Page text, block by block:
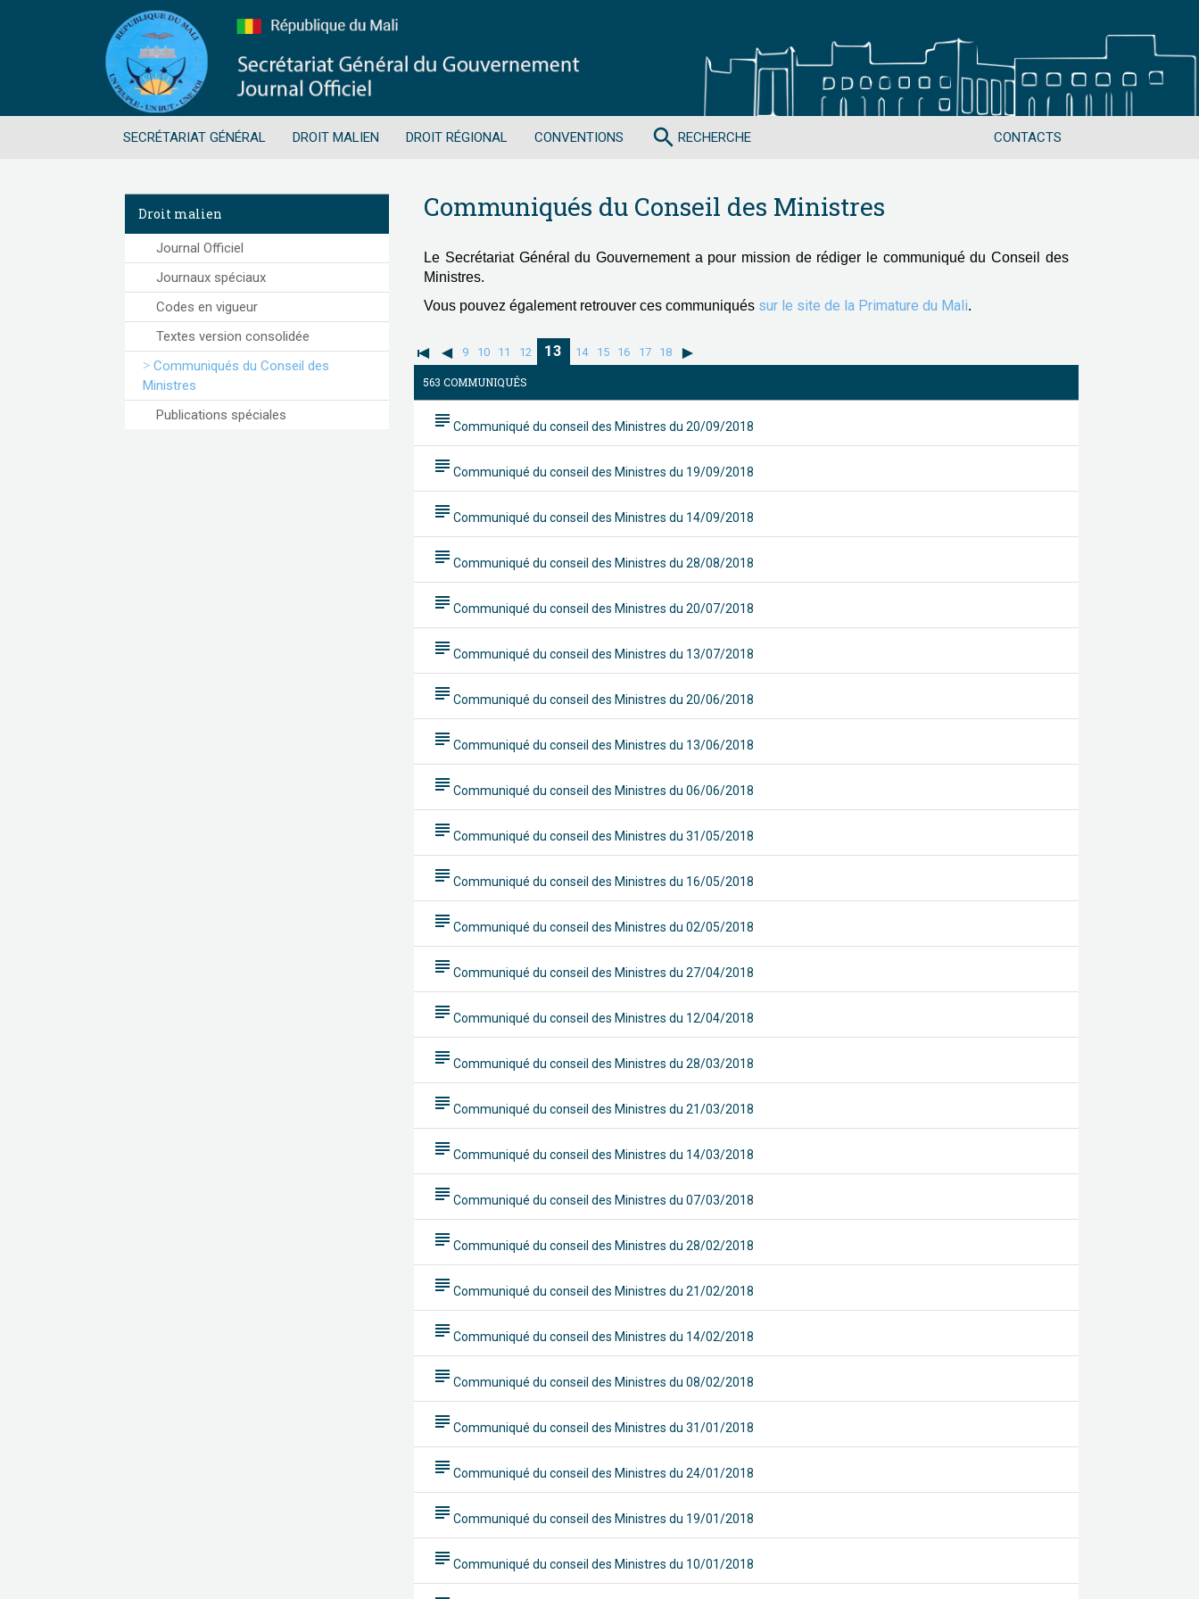
SECRÉTARIAT GÉNÉRAL DROIT MALIEN DROIT RÉGIONAL CONVENTIONS CONTACTS
search RECHERCHE
Droit malien
Journal Officiel
Journaux spéciaux
Codes en vigueur
Textes version consolidée
Communiqués du Conseil des
Ministres
Publications spéciales
Communiqués du Conseil des Ministres
Le Secrétariat Général du Gouvernement a pour mission de rédiger le communiqué du Conseil des
Ministres.
Vous pouvez également retrouver ces communiqués sur le site de la Primature du Mali.
9 10 11 12 13 14 15 16 17 18
563 COMMUNIQUÉS
subject Communiqué du conseil des Ministres du 20/09/2018
subject Communiqué du conseil des Ministres du 19/09/2018
subject Communiqué du conseil des Ministres du 14/09/2018
subject Communiqué du conseil des Ministres du 28/08/2018
subject Communiqué du conseil des Ministres du 20/07/2018
subject Communiqué du conseil des Ministres du 13/07/2018
subject Communiqué du conseil des Ministres du 20/06/2018
subject Communiqué du conseil des Ministres du 13/06/2018
subject Communiqué du conseil des Ministres du 06/06/2018
subject Communiqué du conseil des Ministres du 31/05/2018
subject Communiqué du conseil des Ministres du 16/05/2018
subject Communiqué du conseil des Ministres du 02/05/2018
subject Communiqué du conseil des Ministres du 27/04/2018
subject Communiqué du conseil des Ministres du 12/04/2018
subject Communiqué du conseil des Ministres du 28/03/2018
subject Communiqué du conseil des Ministres du 21/03/2018
subject Communiqué du conseil des Ministres du 14/03/2018
subject Communiqué du conseil des Ministres du 07/03/2018
subject Communiqué du conseil des Ministres du 28/02/2018
subject Communiqué du conseil des Ministres du 21/02/2018
subject Communiqué du conseil des Ministres du 14/02/2018
subject Communiqué du conseil des Ministres du 08/02/2018
subject Communiqué du conseil des Ministres du 31/01/2018
subject Communiqué du conseil des Ministres du 24/01/2018
subject Communiqué du conseil des Ministres du 19/01/2018
subject Communiqué du conseil des Ministres du 10/01/2018